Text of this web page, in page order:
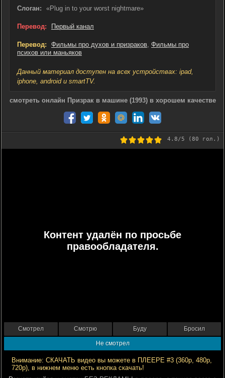
Слоган: «Plug in to your worst nightmare»
Перевод: Первый канал
Перевод: Фильмы про духов и призраков, Фильмы про
психов или маньяков
Данный материал доступен на всех устройствах: ipad,
iphone, android и smartTV.
смотреть онлайн Призрак в машине (1993) в хорошем качестве
4.8/5 (80 гол.)
Контент удалён по просьбе
правообладателя.
Смотрел Смотрю Буду Бросил
Не смотрел
Внимание: СКАЧАТЬ видео вы можете в ПЛЕЕРЕ #3 (360р, 480р,
720р), в нижнем меню есть кнопка скачать!